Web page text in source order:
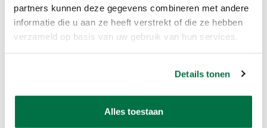
partners kunnen deze gegevens combineren met andere
informatie die u aan ze heeft verstrekt of die ze hebben
verzameld op basis van uw gebruik van hun services.
Details tonen
Alles toestaan
Van den Broek Biljarts staat voor kwaliteit, vakmanschap en service.
Van den Broek Biljarts
Nederland
app ons op 036-5374054